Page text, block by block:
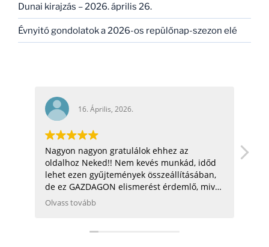
Dunai kirajzás – 2026. április 26.
Évnyitó gondolatok a 2026-os repülőnap-szezon elé
16. Április, 2026.
Nagyon nagyon gratulálok ehhez az
oldalhoz Neked!! Nem kevés munkád, időd
lehet ezen gyűjtemények összeállításában,
de ez GAZDAGON elismerést érdemlő, mivel
ezen adatok összegyűjtése, rendszerezése
helikopterrel (MI2) kapcsolatban tudok
Olvass tovább